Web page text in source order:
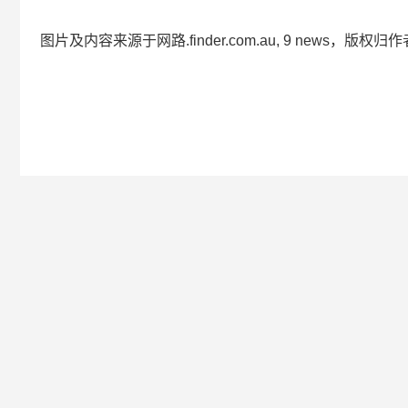
图片及内容来源于网路.finder.com.au, 9 news，版权归作